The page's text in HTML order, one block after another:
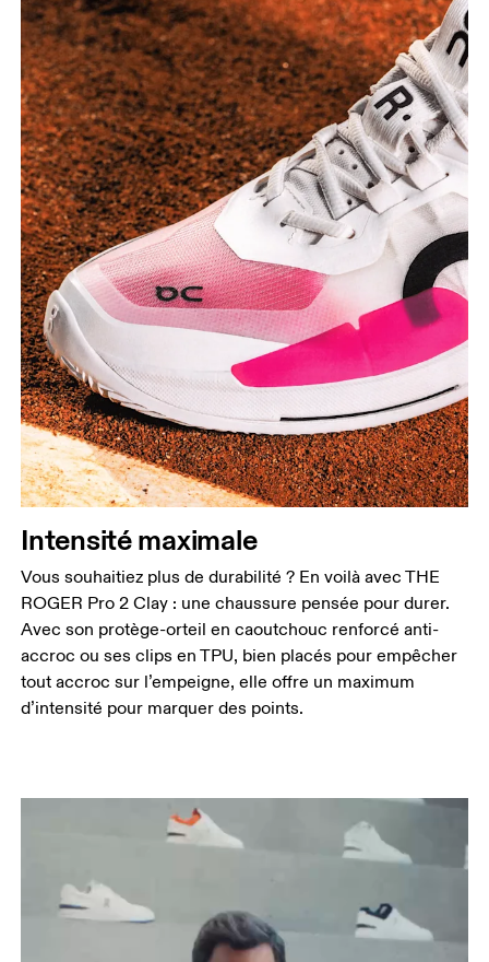
Intensité maximale
Vous souhaitiez plus de durabilité ? En voilà avec THE
ROGER Pro 2 Clay : une chaussure pensée pour durer.
Avec son protège-orteil en caoutchouc renforcé anti-
accroc ou ses clips en TPU, bien placés pour empêcher
tout accroc sur l’empeigne, elle offre un maximum
d’intensité pour marquer des points.